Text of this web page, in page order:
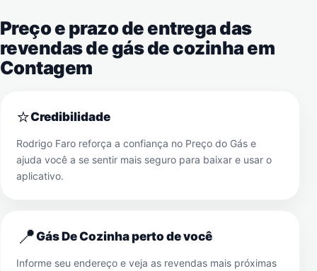
Preço e prazo de entrega das
revendas de gás de cozinha em
Contagem
⭐Credibilidade
Rodrigo Faro reforça a confiança no Preço do Gás e
ajuda você a se sentir mais seguro para baixar e usar o
aplicativo.
📍Gás De Cozinha perto de você
Informe seu endereço e veja as revendas mais próximas